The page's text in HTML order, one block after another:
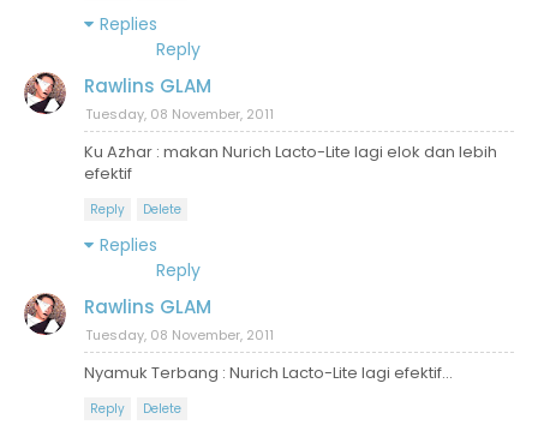
Replies
Reply
Rawlins GLAM
Tuesday, 08 November, 2011
Ku Azhar : makan Nurich Lacto-Lite lagi elok dan lebih
efektif
Reply Delete
Replies
Reply
Rawlins GLAM
Tuesday, 08 November, 2011
Nyamuk Terbang : Nurich Lacto-Lite lagi efektif...
Reply Delete